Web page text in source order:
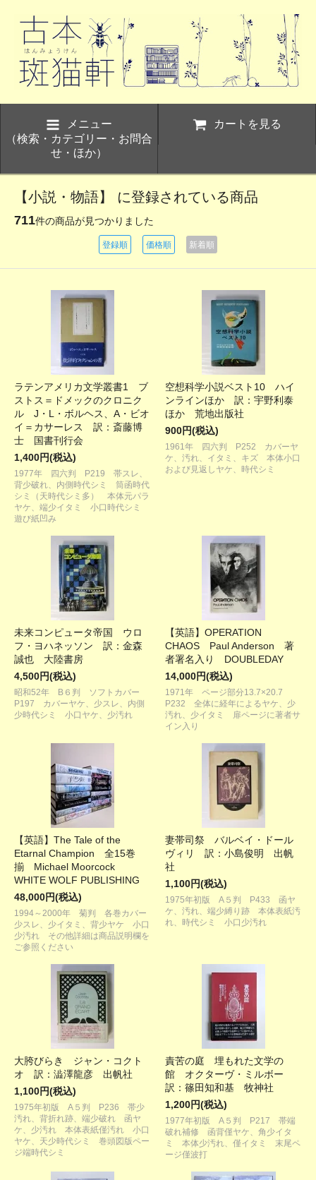
メニュー
（検索・カテゴリー・お問合
せ・ほか）
カートを見る
【小説・物語】 に登録されている商品
711件の商品が見つかりました
登録順 価格順 新着順
ラテンアメリカ文学叢書1 ブ
ストス＝ドメックのクロニク
ル J・L・ボルヘス、A・ビオ
イ＝カサーレス 訳：斎藤博
士 国書刊行会
1,400円(税込)
1977年 四六判 P219 帯スレ、
背少破れ、内側時代シミ 筒函時代
シミ（天時代シミ多） 本体元パラ
ヤケ、端少イタミ 小口時代シミ
遊び紙凹み
空想科学小説ベスト10 ハイ
ンラインほか 訳：宇野利泰
ほか 荒地出版社
900円(税込)
1961年 四六判 P252 カバーヤ
ケ、汚れ、イタミ、キズ 本体小口
および見返しヤケ、時代シミ
未来コンピュータ帝国 ウロ
フ・ヨハネッソン 訳：金森
誠也 大陸書房
4,500円(税込)
昭和52年 B６判 ソフトカバー
P197 カバーヤケ、少スレ、内側
少時代シミ 小口ヤケ、少汚れ
【英語】OPERATION
CHAOS Paul Anderson 著
者署名入り DOUBLEDAY
14,000円(税込)
1971年 ページ部分13.7×20.7
P232 全体に経年によるヤケ、少
汚れ、少イタミ 扉ページに著者サ
イン入り
【英語】The Tale of the
Etarnal Champion 全15巻
揃 Michael Moorcock
WHITE WOLF PUBLISHING
48,000円(税込)
1994～2000年 菊判 各巻カバー
少スレ、少イタミ、背少ヤケ 小口
少汚れ その他詳細は商品説明欄を
ご参照ください
妻帯司祭 バルベイ・ドール
ヴィリ 訳：小島俊明 出帆
社
1,100円(税込)
1975年初版 A５判 P433 函ヤ
ケ、汚れ、端少縛り跡 本体表紙汚
れ、時代シミ 小口少汚れ
大胯びらき ジャン・コクト
オ 訳：澁澤龍彦 出帆社
1,100円(税込)
1975年初版 A５判 P236 帯少
汚れ、背折れ跡、端少破れ 函ヤ
ケ、少汚れ 本体表紙僅汚れ 小口
ヤケ、天少時代シミ 巻頭図版ペー
ジ端時代シミ
責苦の庭 埋もれた文学の
館 オクターヴ・ミルボー
訳：篠田知和基 牧神社
1,200円(税込)
1977年初版 A５判 P217 帯端
破れ補修 函背僅ヤケ、角少イタ
ミ 本体少汚れ、僅イタミ 末尾ペ
ージ僅波打